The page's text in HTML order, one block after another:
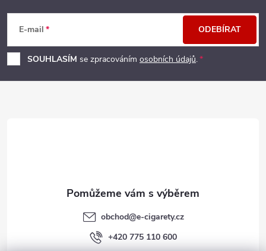
p
a
E-mail
SOUHLASÍM se zpracováním osobních údajů.
ODEBÍRAT
obchod@e-cigarety.cz
+420 775 110 600